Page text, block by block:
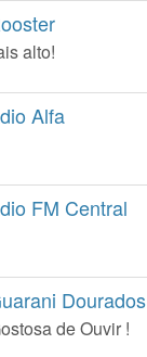
alto!
Alfa
FM Central
Dourados
de Ouvir !